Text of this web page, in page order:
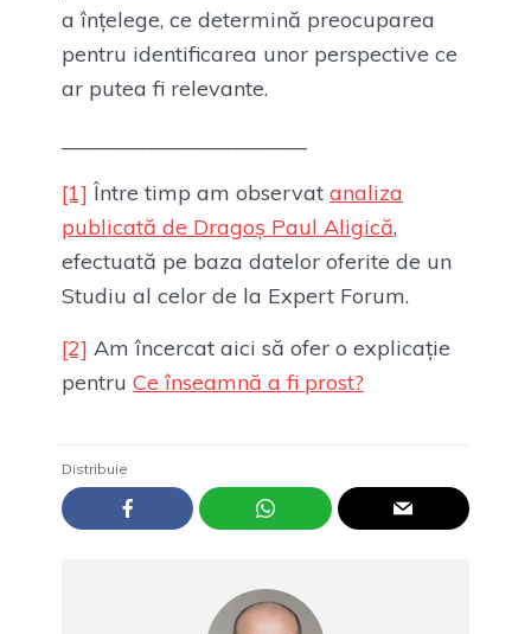
a înțelege, ce determină preocuparea
pentru identificarea unor perspective ce
ar putea fi relevante.
[1] Între timp am observat analiza
publicată de Dragoș Paul Aligică,
efectuată pe baza datelor oferite de un
Studiu al celor de la Expert Forum.
[2] Am încercat aici să ofer o explicație
pentru Ce înseamnă a fi prost?
Distribuie